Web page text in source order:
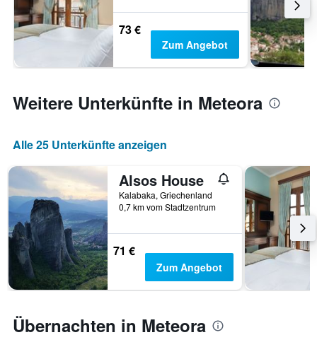
73 €
Zum Angebot
Weitere Unterkünfte in Meteora
Alle 25 Unterkünfte anzeigen
Alsos House
Kalabaka, Griechenland
0,7 km vom Stadtzentrum
71 €
Zum Angebot
Übernachten in Meteora